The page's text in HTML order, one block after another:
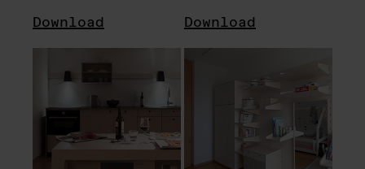
Download Download